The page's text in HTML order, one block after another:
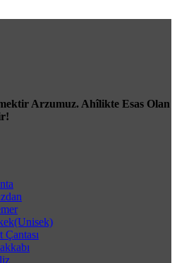
Arzumuz. Ahîlikte Esas Olan